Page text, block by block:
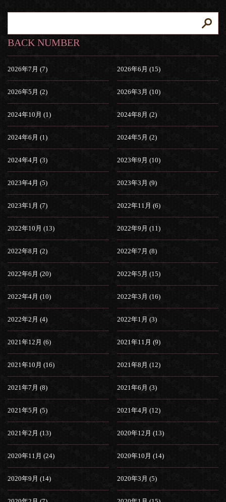
BACK NUMBER
2026年7月 (7) 2026年6月 (15)
2026年5月 (2) 2026年3月 (10)
2024年10月 (1) 2024年8月 (2)
2024年6月 (1) 2024年5月 (2)
2024年4月 (3) 2023年9月 (10)
2023年4月 (5) 2023年3月 (9)
2023年1月 (7) 2022年11月 (6)
2022年10月 (13) 2022年9月 (11)
2022年8月 (2) 2022年7月 (8)
2022年6月 (20) 2022年5月 (15)
2022年4月 (10) 2022年3月 (16)
2022年2月 (4) 2022年1月 (3)
2021年12月 (6) 2021年11月 (9)
2021年10月 (16) 2021年8月 (12)
2021年7月 (8) 2021年6月 (3)
2021年5月 (5) 2021年4月 (12)
2021年2月 (13) 2020年12月 (13)
2020年11月 (24) 2020年10月 (14)
2020年9月 (14) 2020年3月 (5)